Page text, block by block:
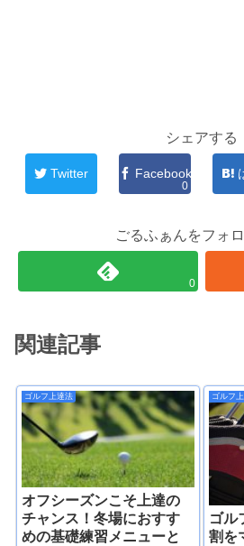
シェアする
Twitter Facebook
0
ごるふぁんをフォ
0
関連記事
ゴルフ上達法
オフシーズンこそ上達の
チャンス！冬場におすす
めの基礎練習メニューと
ゴルフ
ゴル
割を